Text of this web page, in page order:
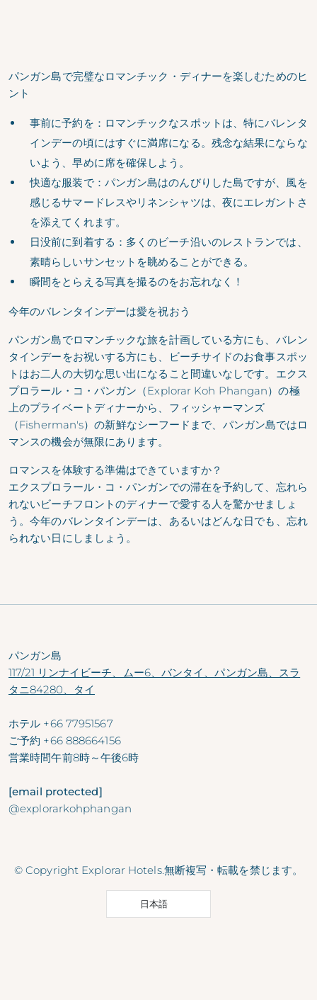
パンガン島で完璧なロマンチック・ディナーを楽しむためのヒ
ント
事前に予約を： ロマンチックなスポットは、特にバレンタ
インデーの頃にはすぐに満席になる。残念な結果にならな
いよう、早めに席を確保しよう。
快適な服装で： パンガン島はのんびりした島ですが、風を
感じるサマードレスやリネンシャツは、夜にエレガントさ
を添えてくれます。
日没前に到着する： 多くのビーチ沿いのレストランでは、
素晴らしいサンセットを眺めることができる。
瞬間をとらえる写真を撮るのをお忘れなく！
今年のバレンタインデーは愛を祝おう
パンガン島でロマンチックな旅を計画している方にも、バレン
タインデーをお祝いする方にも、ビーチサイドのお食事スポッ
トはお二人の大切な思い出になること間違いなしです。エクス
プロラール・コ・パンガン（Explorar Koh Phangan）の極
上のプライベートディナーから、フィッシャーマンズ
（Fisherman's）の新鮮なシーフードまで、パンガン島ではロ
マンスの機会が無限にあります。
ロマンスを体験する準備はできていますか？
エクスプロラール・コ・パンガンでの滞在を予約して、忘れら
れないビーチフロントのディナーで愛する人を驚かせましょ
う。今年のバレンタインデーは、あるいはどんな日でも、忘れ
られない日にしましょう。
パンガン島
117/21 リンナイビーチ、ムー6、バンタイ、パンガン島、スラ
タニ84280、タイ
ホテル +66 77951567
ご予約 +66 888664156
営業時間午前8時～午後6時
[email protected]
@explorarkohphangan
© Copyright Explorar Hotels.無断複写・転載を禁じます。
日本語